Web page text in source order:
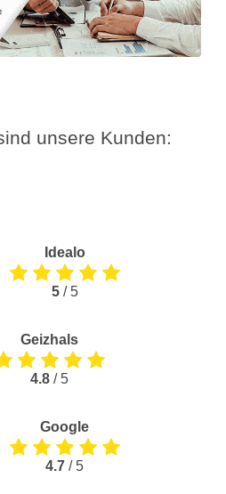
unsere Kunden:
Idealo
5/ 5
Geizhals
4.8 / 5
Google
4.7 / 5